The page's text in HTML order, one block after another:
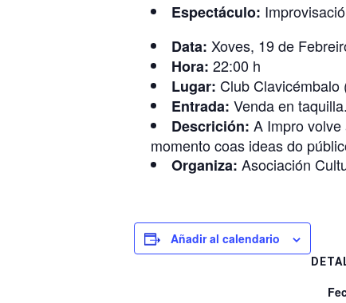
Espectáculo:
Data: Xoves, 19 de
Hora: 22:00 h
Lugar: Club Clavicémbalo
Entrada: Venda en taquilla.
Descrición: A Impro
momento coas ideas do
Organiza: Asociación
Añadir al calendario